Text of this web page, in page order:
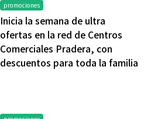
promociones
Inicia la semana de ultra
ofertas en la red de Centros
Comerciales Pradera, con
descuentos para toda la familia